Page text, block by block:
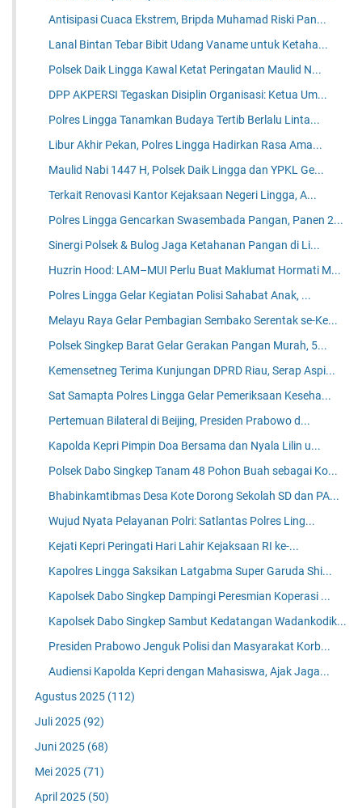
Antisipasi Cuaca Ekstrem, Bripda Muhamad Riski Pan...
Lanal Bintan Tebar Bibit Udang Vaname untuk Ketaha...
Polsek Daik Lingga Kawal Ketat Peringatan Maulid N...
DPP AKPERSI Tegaskan Disiplin Organisasi: Ketua Um...
Polres Lingga Tanamkan Budaya Tertib Berlalu Linta...
Libur Akhir Pekan, Polres Lingga Hadirkan Rasa Ama...
Maulid Nabi 1447 H, Polsek Daik Lingga dan YPKL Ge...
Terkait Renovasi Kantor Kejaksaan Negeri Lingga, A...
Polres Lingga Gencarkan Swasembada Pangan, Panen 2...
Sinergi Polsek & Bulog Jaga Ketahanan Pangan di Li...
Huzrin Hood: LAM–MUI Perlu Buat Maklumat Hormati M...
Polres Lingga Gelar Kegiatan Polisi Sahabat Anak, ...
Melayu Raya Gelar Pembagian Sembako Serentak se-Ke...
Polsek Singkep Barat Gelar Gerakan Pangan Murah, 5...
Kemensetneg Terima Kunjungan DPRD Riau, Serap Aspi...
Sat Samapta Polres Lingga Gelar Pemeriksaan Keseha...
Pertemuan Bilateral di Beijing, Presiden Prabowo d...
Kapolda Kepri Pimpin Doa Bersama dan Nyala Lilin u...
Polsek Dabo Singkep Tanam 48 Pohon Buah sebagai Ko...
Bhabinkamtibmas Desa Kote Dorong Sekolah SD dan PA...
Wujud Nyata Pelayanan Polri: Satlantas Polres Ling...
Kejati Kepri Peringati Hari Lahir Kejaksaan RI ke-...
Kapolres Lingga Saksikan Latgabma Super Garuda Shi...
Kapolsek Dabo Singkep Dampingi Peresmian Koperasi ...
Kapolsek Dabo Singkep Sambut Kedatangan Wadankodik...
Presiden Prabowo Jenguk Polisi dan Masyarakat Korb...
Audiensi Kapolda Kepri dengan Mahasiswa, Ajak Jaga...
Agustus 2025 (112)
Juli 2025 (92)
Juni 2025 (68)
Mei 2025 (71)
April 2025 (50)